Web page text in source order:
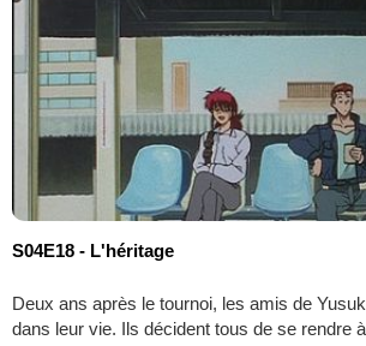
S04E18 - L'héritage
Deux ans après le tournoi, les amis de
dans leur vie. Ils décident tous de se rendre